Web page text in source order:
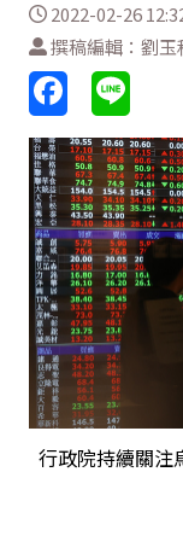
2022-02-26
撰稿編輯：劉玉
行政院持續關注